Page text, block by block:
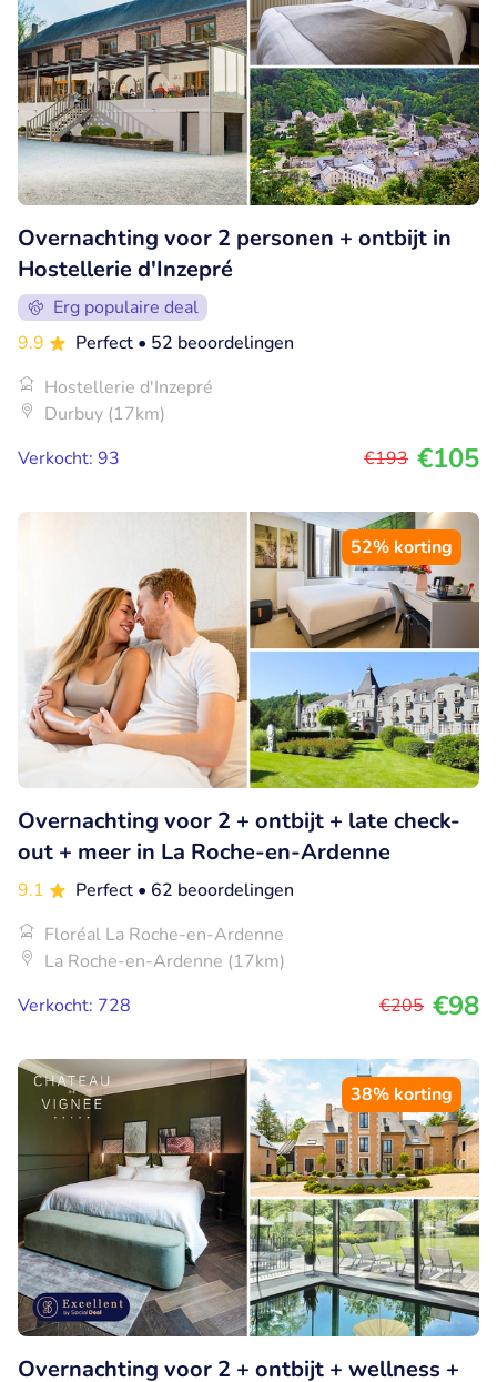
Overnachting voor 2 personen + ontbijt in
Hostellerie d'Inzepré
Erg populaire deal
9.9
Perfect • 52 beoordelingen
Hostellerie d'Inzepré
Durbuy (17km)
Verkocht: 93
€193 €105
52% korting
Overnachting voor 2 + ontbijt + late check-
out + meer in La Roche-en-Ardenne
9.1 Perfect • 62 beoordelingen
Floréal La Roche-en-Ardenne
La Roche-en-Ardenne (17km)
Verkocht: 728
€205 €98
38% korting
Overnachting voor 2 + ontbijt + wellness +